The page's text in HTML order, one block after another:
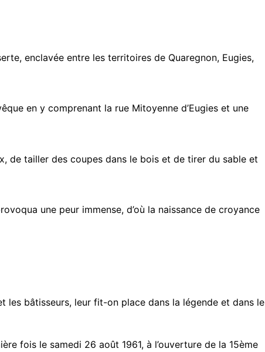
enclavée entre les territoires de Quaregnon, Eugies,
en y comprenant la rue Mitoyenne d’Eugies et une
de tailler des coupes dans le bois et de tirer du sable et
une peur immense, d’où la naissance de croyance
les bâtisseurs, leur fit-on place dans la légende et dans le
fois le samedi 26 août 1961, à l’ouverture de la 15ème